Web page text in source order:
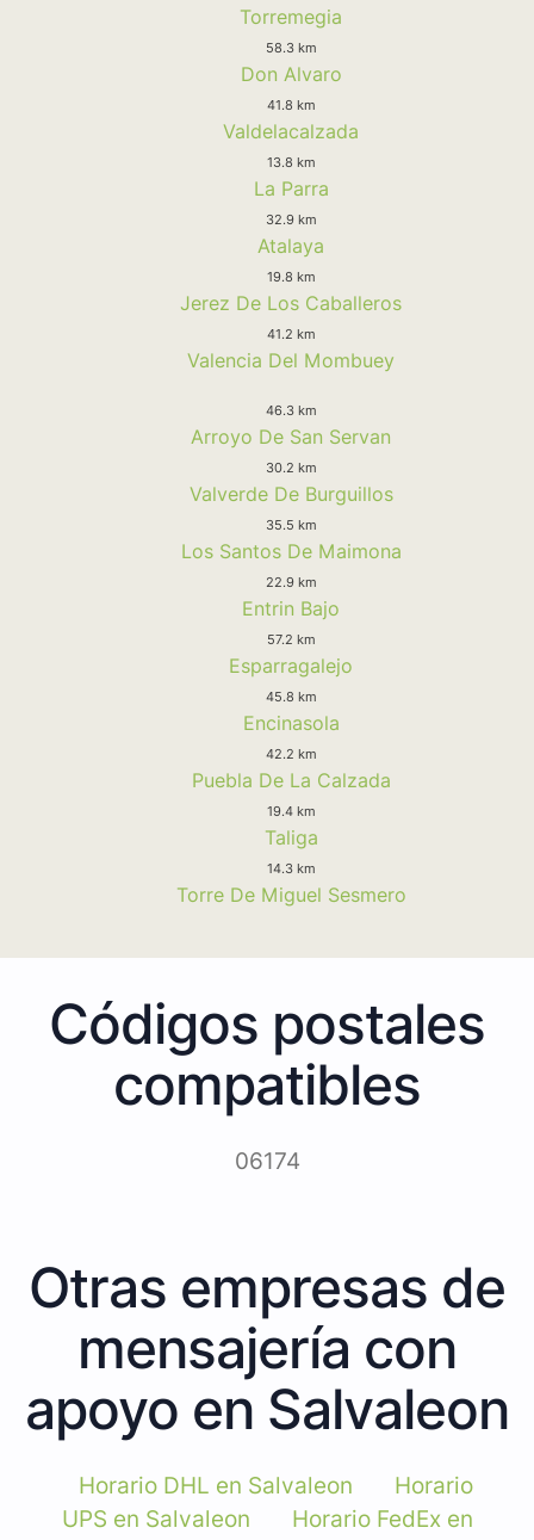
Torremegia
58.3 km
Don Alvaro
41.8 km
Valdelacalzada
13.8 km
La Parra
32.9 km
Atalaya
19.8 km
Jerez De Los Caballeros
41.2 km
Valencia Del Mombuey
46.3 km
Arroyo De San Servan
30.2 km
Valverde De Burguillos
35.5 km
Los Santos De Maimona
22.9 km
Entrin Bajo
57.2 km
Esparragalejo
45.8 km
Encinasola
42.2 km
Puebla De La Calzada
19.4 km
Taliga
14.3 km
Torre De Miguel Sesmero
Códigos postales
compatibles
06174
Otras empresas de
mensajería con
apoyo en Salvaleon
Horario DHL en Salvaleon
Horario
UPS en Salvaleon
Horario FedEx en